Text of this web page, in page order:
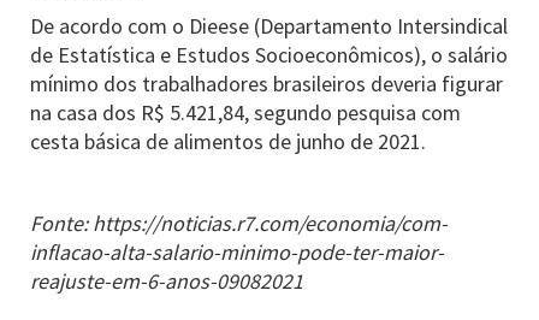
De acordo com o Dieese (Departamento Intersindical
de Estatística e Estudos Socioeconômicos), o salário
mínimo dos trabalhadores brasileiros deveria figurar
na casa dos R$ 5.421,84, segundo pesquisa com
cesta básica de alimentos de junho de 2021.
Fonte: https://noticias.r7.com/economia/com-
inflacao-alta-salario-minimo-pode-ter-maior-
reajuste-em-6-anos-09082021